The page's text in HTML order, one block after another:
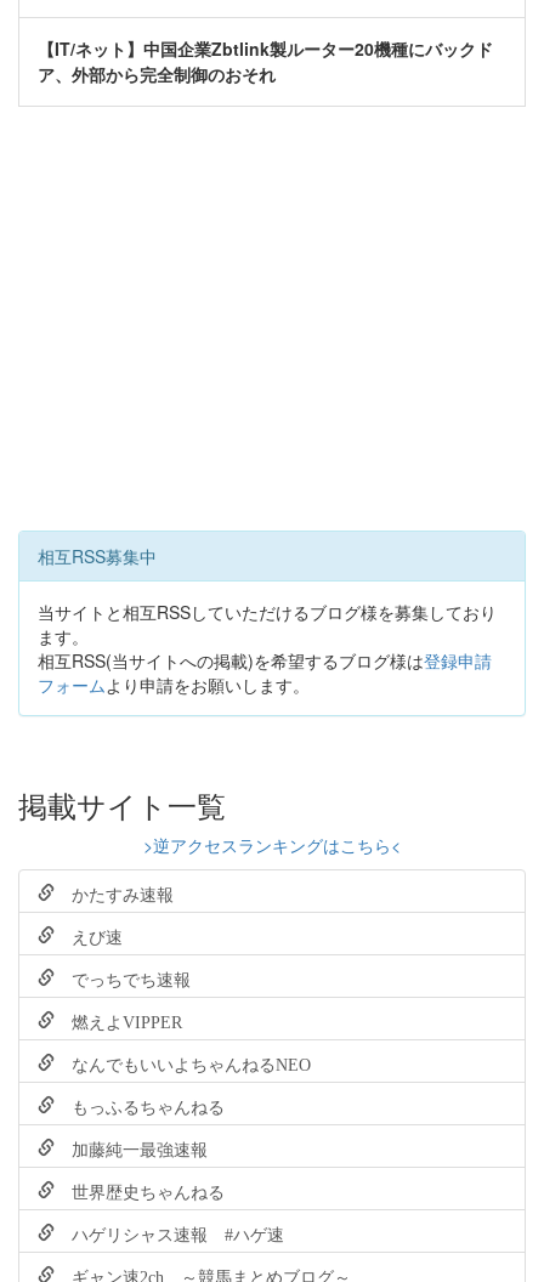
【IT/ネット】中国企業Zbtlink製ルーター20機種にバックド
ア、外部から完全制御のおそれ
相互RSS募集中
当サイトと相互RSSしていただけるブログ様を募集しており
ます。
相互RSS(当サイトへの掲載)を希望するブログ様は登録申請
フォームより申請をお願いします。
掲載サイト一覧
>逆アクセスランキングはこちら<
かたすみ速報
えび速
でっちでち速報
燃えよVIPPER
なんでもいいよちゃんねるNEO
もっふるちゃんねる
加藤純一最強速報
世界歴史ちゃんねる
ハゲリシャス速報 #ハゲ速
ギャン速2ch ～競馬まとめブログ～